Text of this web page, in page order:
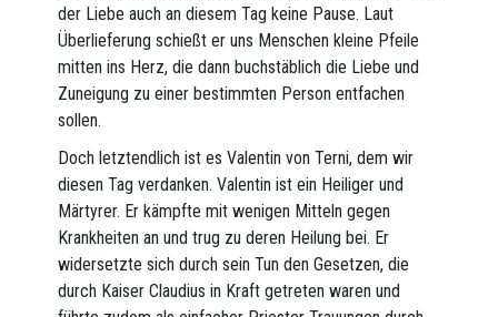
der Liebe auch an diesem Tag keine Pause. Laut
Überlieferung schießt er uns Menschen kleine Pfeile
mitten ins Herz, die dann buchstäblich die Liebe und
Zuneigung zu einer bestimmten Person entfachen
sollen.
Doch letztendlich ist es Valentin von Terni, dem wir
diesen Tag verdanken. Valentin ist ein Heiliger und
Märtyrer. Er kämpfte mit wenigen Mitteln gegen
Krankheiten an und trug zu deren Heilung bei. Er
widersetzte sich durch sein Tun den Gesetzen, die
durch Kaiser Claudius in Kraft getreten waren und